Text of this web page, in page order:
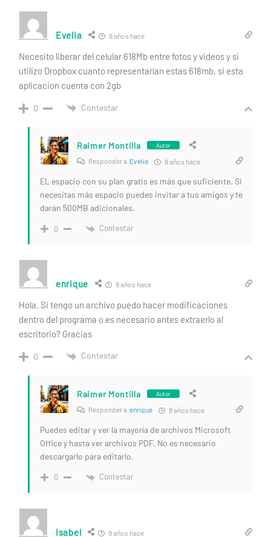
Evelia 9 años hace
Necesito liberar del celular 618Mb entre fotos y videos y si
utilizo Dropbox cuanto representarían estas 618mb, si esta
aplicacion cuenta con 2gb
0 Contestar
Raimer Montilla Autor
Responder a Evelia 8 años hace
EL espacio con su plan gratis es más que suficiente. Si
necesitas más espacio puedes invitar a tus amigos y te
darán 500MB adicionales.
0 Contestar
enrique 9 años hace
Hola. Si tengo un archivo puedo hacer modificaciones
dentro del programa o es necesario antes extraerlo al
escritorio? Gracias
0 Contestar
Raimer Montilla Autor
Responder a enrique 8 años hace
Puedes editar y ver la mayoría de archivos Microsoft
Office y hasta ver archivos PDF. No es necesario
descargarlo para editarlo.
0 Contestar
Isabel 9 años hace